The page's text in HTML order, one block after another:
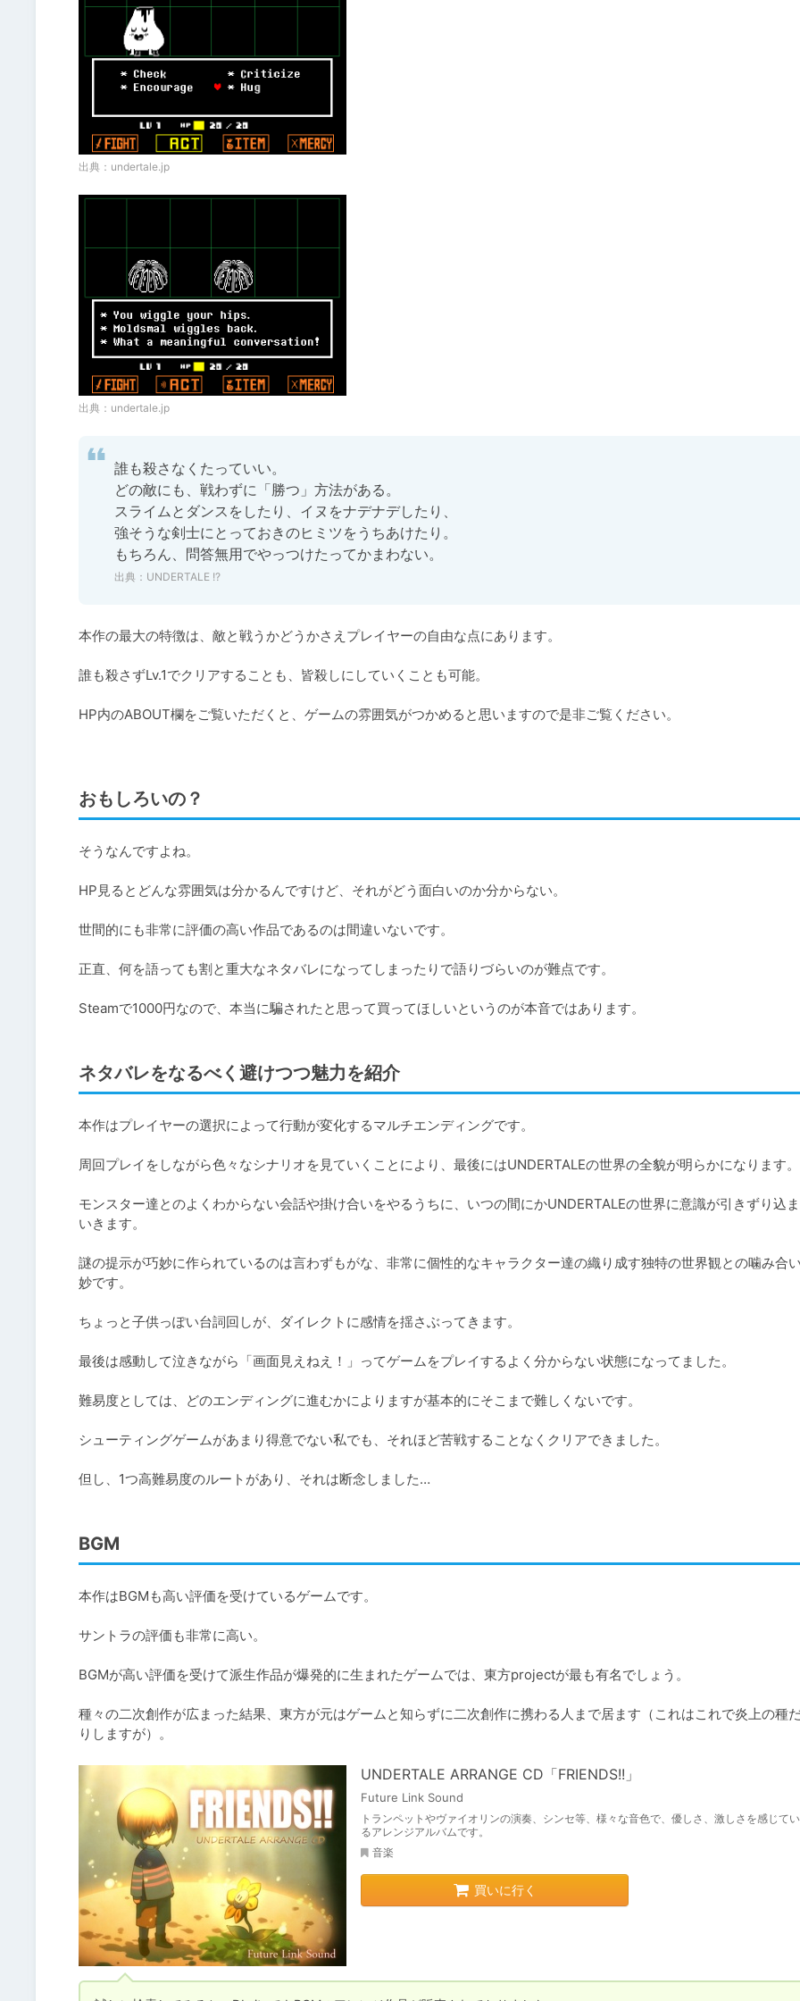
出典： undertale.jp
出典： undertale.jp
誰も殺さなくたっていい。
どの敵にも、戦わずに「勝つ」方法がある。
スライムとダンスをしたり、イヌをナデナデしたり、
強そうな剣士にとっておきのヒミツをうちあけたり。
もちろん、問答無用でやっつけたってかまわない。
出典： UNDERTALE !?
本作の最大の特徴は、敵と戦うかどうかさえプレイヤーの自由な点にあります。
誰も殺さずLv.1でクリアすることも、皆殺しにしていくことも可能。
HP内のABOUT欄をご覧いただくと、ゲームの雰囲気がつかめると思いますので是非ご覧ください。
おもしろいの？
そうなんですよね。
HP見るとどんな雰囲気は分かるんですけど、それがどう面白いのか分からない。
世間的にも非常に評価の高い作品であるのは間違いないです。
正直、何を語っても割と重大なネタバレになってしまったりで語りづらいのが難点です。
ネタバレをなるべく避けつつ魅力を紹介
本作はプレイヤーの選択によって行動が変化するマルチエンディングです。
周回プレイをしながら色々なシナリオを見ていくことにより、最後にはUNDERTALEの世界の全貌が明らかになります。
モンスター達とのよくわからない会話や掛け合いをやるうちに、いつの間にかUNDERTALEの世界に意識が引きずり込
いきます。
謎の提示が巧妙に作られているのは言わずもがな、非常に個性的なキャラクター達の織り成す独特の世界観との噛み合
妙です。
ちょっと子供っぽい台詞回しが、ダイレクトに感情を揺さぶってきます。
最後は感動して泣きながら「画面見えねえ！」ってゲームをプレイするよく分からない状態になってました。
難易度としては、どのエンディングに進むかによりますが基本的にそこまで難しくないです。
シューティングゲームがあまり得意でない私でも、それほど苦戦することなくクリアできました。
但し、1つ高難易度のルートがあり、それは断念しました…
BGM
本作はBGMも高い評価を受けているゲームです。
サントラの評価も非常に高い。
BGMが高い評価を受けて派生作品が爆発的に生まれたゲームでは、東方projectが最も有名でしょう。
種々の二次創作が広まった結果、東方が元はゲームと知らずに二次創作に携わる人まで居ます（これはこれで炎上の種
りしますが）。
UNDERTALE ARRANGE CD「FRIENDS!!」
Future Link Sound
トランペットやヴァイオリンの演奏、シンセ等、様々な音色で、優しさ、激しさを感じて
るアレンジアルバムです。
音楽
買いに行く